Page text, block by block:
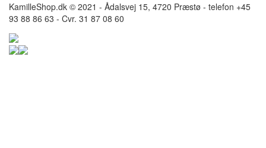
KamilleShop.dk © 2021 - Ådalsvej 15, 4720 Præstø - telefon +45
93 88 86 63 - Cvr. 31 87 08 60